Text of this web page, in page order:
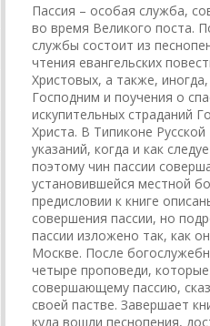
Пассия – особая служба,
во время Великого поста.
службы состоит из
чтения евангельских
Христовых, а также,
Господним и поучения о
искупительных страданий
Христа. В Типиконе
указаний, когда и как
поэтому чин пассии
установившейся местной
предисловии к книге
совершения пассии, но
пассии изложено так, как
Москве. После
четыре проповеди,
совершающему пассию,
своей пастве. Завершает
куда вошли песнопения,